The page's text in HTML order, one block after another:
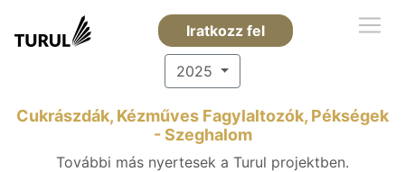
Iratkozz fel
2025
Cukrászdák, Kézműves Fagylaltozók, Pékségek
- Szeghalom
További más nyertesek a Turul projektben.